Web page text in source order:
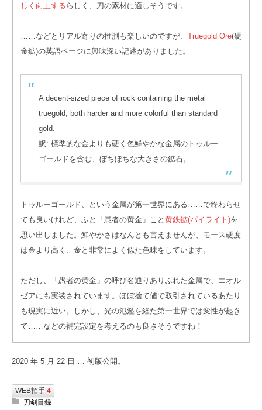
しく向上する らしく、刀の素材に適しそうです。
……などとリアル寄りの推測も楽しいのですが、 Truegold Ore(硬
金鉱)の英語ページに興味深い記述がありました。
A decent-sized piece of rock containing the metal
truegold, both harder and more colorful than standard
gold.
訳: 標準的な金よりも硬く色鮮やかな金属のトゥルー
ゴールドを含む、ぼちぼちな大きさの鉱石。
トゥルーゴールド、という金属が第一世界にある……で終わらせ
ても良いけれど、ふと「愚者の黄金」こと 黄鉄鉱(パイライト)を
思い出しました。鮮やかさはなんとも言えませんが、モース硬度
は金より高く、金と非常によく似た色味をしています。
ただし、「愚者の黄金」の呼び名通りありふれた金属で、エオル
ゼアにも実装されています。ほぼ捨て値で取引されているあたり
も現実に近い。しかし、光の氾濫を経た第一世界では変性が起き
て……などの補完設定を考えるのも良さそうですね！
2020 年 5 月 22 日 … 初版公開。
WEB拍手 4
刀剣目録